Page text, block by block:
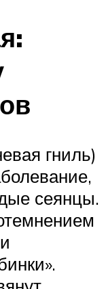
гниль)
сеянцы.